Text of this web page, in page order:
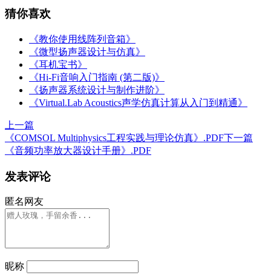
猜你喜欢
《教你使用线阵列音箱》
《微型扬声器设计与仿真》
《耳机宝书》
《Hi-Fi音响入门指南 (第二版)》
《扬声器系统设计与制作进阶》
《Virtual.Lab Acoustics声学仿真计算从入门到精通》
上一篇
《COMSOL Multiphysics工程实践与理论仿真》.PDF下一篇
《音频功率放大器设计手册》.PDF
发表评论
匿名网友
昵称